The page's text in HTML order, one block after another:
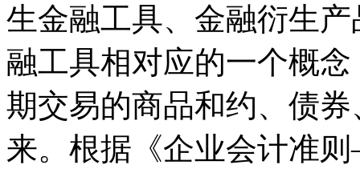
生金融工具、金融衍生
融工具相对应的一个概
期交易的商品和约、债
来。根据《企业会计准